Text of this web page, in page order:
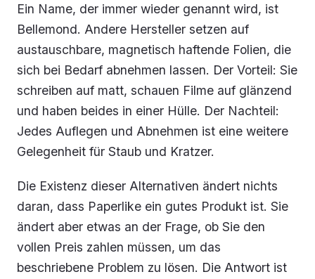
Ein Name, der immer wieder genannt wird, ist
Bellemond. Andere Hersteller setzen auf
austauschbare, magnetisch haftende Folien, die
sich bei Bedarf abnehmen lassen. Der Vorteil: Sie
schreiben auf matt, schauen Filme auf glänzend
und haben beides in einer Hülle. Der Nachteil:
Jedes Auflegen und Abnehmen ist eine weitere
Gelegenheit für Staub und Kratzer.
Die Existenz dieser Alternativen ändert nichts
daran, dass Paperlike ein gutes Produkt ist. Sie
ändert aber etwas an der Frage, ob Sie den
vollen Preis zahlen müssen, um das
beschriebene Problem zu lösen. Die Antwort ist